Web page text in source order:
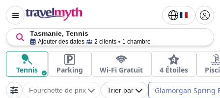
Tasmanie, Tennis
Ajouter des dates 2 clients 1 chambre
Tennis Parking Wi-Fi Gratuit 4 Étoiles
Fourchette de prix Trier par Glamorgan Spring